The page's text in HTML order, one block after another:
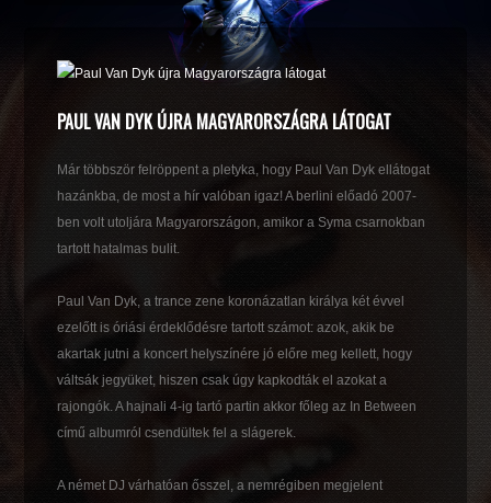
PAUL VAN DYK ÚJRA MAGYARORSZÁGRA LÁTOGAT
Már többször felröppent a pletyka, hogy Paul Van Dyk ellátogat
hazánkba, de most a hír valóban igaz! A berlini előadó 2007-
ben volt utoljára Magyarországon, amikor a Syma csarnokban
tartott hatalmas bulit.
Paul Van Dyk, a trance zene koronázatlan királya két évvel
ezelőtt is óriási érdeklődésre tartott számot: azok, akik be
akartak jutni a koncert helyszínére jó előre meg kellett, hogy
váltsák jegyüket, hiszen csak úgy kapkodták el azokat a
rajongók. A hajnali 4-ig tartó partin akkor főleg az In Between
című albumról csendültek fel a slágerek.
A német DJ várhatóan ősszel, a nemrégiben megjelent